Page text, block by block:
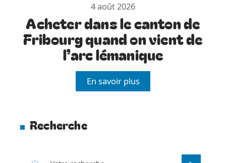
4 août 2026
Acheter dans le canton de
Fribourg quand on vient de
l’arc lémanique
En savoir plus
Recherche